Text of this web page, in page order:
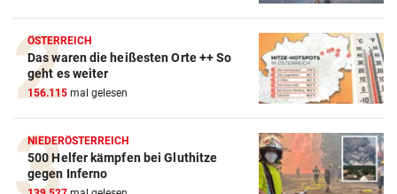
ÖSTERREICH
Das waren die heißesten Orte ++ So
geht es weiter
156.115 mal gelesen
NIEDERÖSTERREICH
500 Helfer kämpfen bei Gluthitze
gegen Inferno